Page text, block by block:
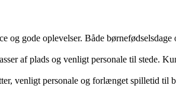
og gode oplevelser. Både
af plads og venligt personale til stede.
venligt personale og forlænget spilletid